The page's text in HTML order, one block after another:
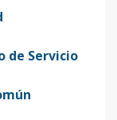
de Servicio